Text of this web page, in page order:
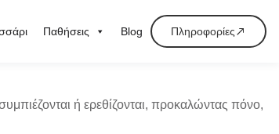
Παθήσεις Blog Πληροφορίες
ή ερεθίζονται, προκαλώντας πόνο,